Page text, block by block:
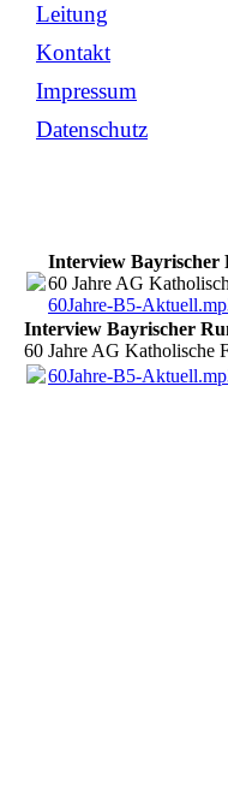
Leitung
Kontakt
Impressum
Datenschutz
Interview Bayrischer
60 Jahre AG
60Jahre-B5-
Interview Bayrischer
60 Jahre AG Katholische
60Jahre-B5-